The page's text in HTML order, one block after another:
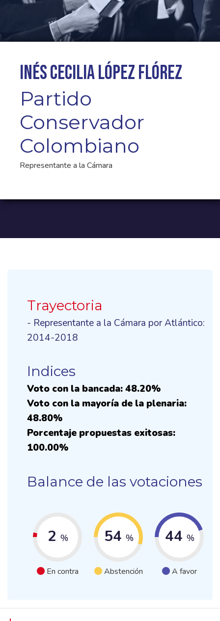
Inés Cecilia López Flórez
Partido
Conservador
Colombiano
Representante a la Cámara
Trayectoria
- Representante a la Cámara por Atlántico:
2014-2018
Indices
Voto con la bancada: 48.20%
Voto con la mayoría de la plenaria:
48.80%
Porcentaje propuestas exitosas:
100.00%
Balance de las votaciones
2 %
En contra
54 %
Abstención
44 %
A favor